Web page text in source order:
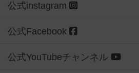
公式instagram
公式Facebook
公式YouTubeチャンネル